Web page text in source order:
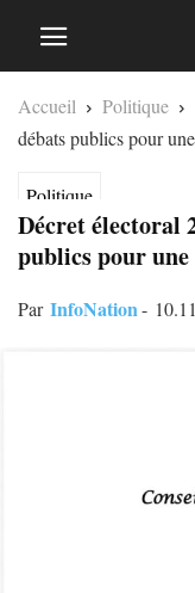
Accueil Politique
débats publics pour
Politique
Décret électoral
publics pour
Par InfoNation-